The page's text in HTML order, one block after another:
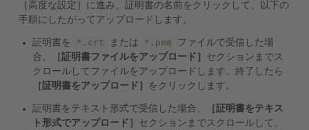
［高度な設定］に進み、証明書の名前をクリックして、以下の
手順にしたがってアップロードします。
証明書を *.crt または *.pem
ファイルで受信した場
合、
［証明書ファイルをアップロード］ セクションまでス
クロールしてファイルをアップロードします。終了したら
［証明書をアップロード］
をクリックします。
証明書をテキスト形式で受信した場合、
［証明書をテキス
ト形式でアップロード］ セクションまでスクロールして、